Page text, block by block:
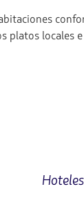
platos locales